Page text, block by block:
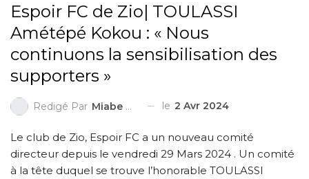
Espoir FC de Zio| TOULASSI
Amétépé Kokou : « Nous
continuons la sensibilisation des
supporters »
Redigé Par Miabe Mondesir KANDE le 2 Avr 2024
Le club de Zio, Espoir FC a un nouveau comité
directeur depuis le vendredi 29 Mars 2024 . Un comité
à la tête duquel se trouve l’honorable TOULASSI